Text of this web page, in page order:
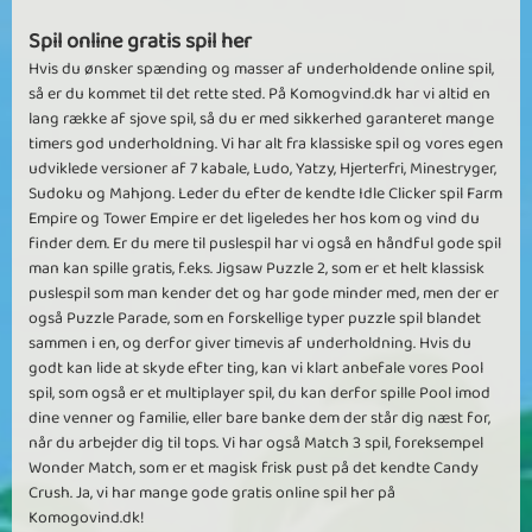
Spil online gratis spil her
Hvis du ønsker spænding og masser af underholdende online spil,
så er du kommet til det rette sted. På Komogvind.dk har vi altid en
lang række af sjove spil, så du er med sikkerhed garanteret mange
timers god underholdning. Vi har alt fra klassiske spil og vores egen
udviklede versioner af 7 kabale, Ludo, Yatzy, Hjerterfri, Minestryger,
Sudoku og Mahjong. Leder du efter de kendte Idle Clicker spil Farm
Empire og Tower Empire er det ligeledes her hos kom og vind du
finder dem. Er du mere til puslespil har vi også en håndful gode spil
man kan spille gratis, f.eks. Jigsaw Puzzle 2, som er et helt klassisk
puslespil som man kender det og har gode minder med, men der er
også Puzzle Parade, som en forskellige typer puzzle spil blandet
sammen i en, og derfor giver timevis af underholdning. Hvis du
godt kan lide at skyde efter ting, kan vi klart anbefale vores Pool
spil, som også er et multiplayer spil, du kan derfor spille Pool imod
dine venner og familie, eller bare banke dem der står dig næst for,
når du arbejder dig til tops. Vi har også Match 3 spil, foreksempel
Wonder Match, som er et magisk frisk pust på det kendte Candy
Crush. Ja, vi har mange gode gratis online spil her på
Komogovind.dk!